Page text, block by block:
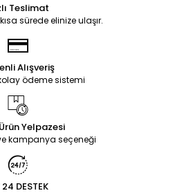
Teslimat
sürede elinize ulaşır.
Alışveriş
ödeme sistemi
Yelpazesi
kampanya seçeneği
DESTEK